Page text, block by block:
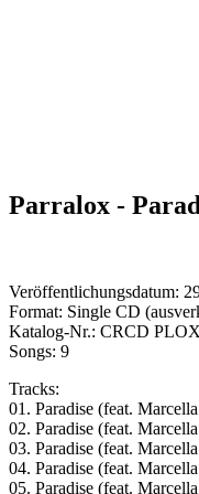
Parralox -
Veröffentlichungsdatum:
Format: Single CD
Katalog-Nr.: CRCD
Songs: 9
Tracks:
01. Paradise (feat.
02. Paradise (feat.
03. Paradise (feat.
04. Paradise (feat.
05. Paradise (feat.